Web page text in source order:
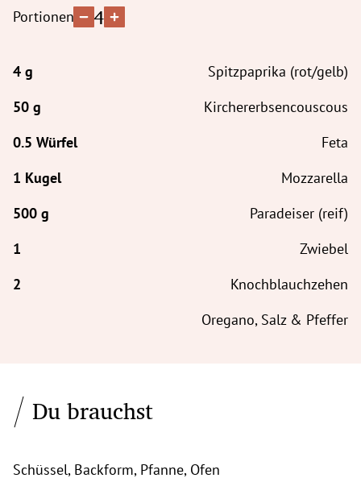
Portionen 4
Spitzpaprika (rot/gelb)
Kirchererbsencouscous
Feta
Mozzarella
Paradeiser (reif)
Zwiebel
Knochblauchzehen
Oregano, Salz & Pfeffer
Du brauchst
Schüssel, Backform, Pfanne, Ofen